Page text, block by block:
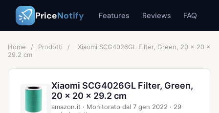
PriceNotify Features Reviews FAQ
Home / Prodotti /
Xiaomi SCG4026GL Filter, Green, 20 x 20 x
29.2 cm
Xiaomi SCG4026GL Filter, Green,
20 x 20 x 29.2 cm
amazon.it · Monitorato dal 7 gen 2022 · 29